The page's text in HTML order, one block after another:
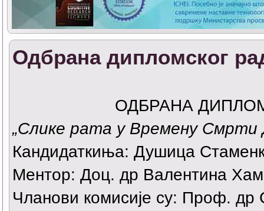
Одбрана дипломског
ОДБРАНА
„Слике рата у Времену Смрти
Кандидаткиња: Душица
Ментор: Доц. др Валентина
Чланови комисије су: Проф.